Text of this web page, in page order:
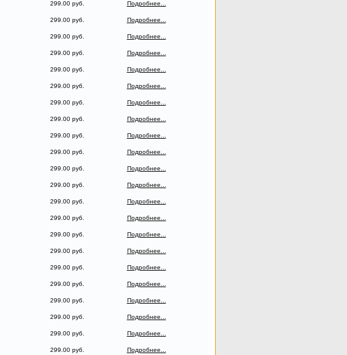
299.00 руб.
Подробнее...
299.00 руб.
Подробнее...
299.00 руб.
Подробнее...
299.00 руб.
Подробнее...
299.00 руб.
Подробнее...
299.00 руб.
Подробнее...
299.00 руб.
Подробнее...
299.00 руб.
Подробнее...
299.00 руб.
Подробнее...
299.00 руб.
Подробнее...
299.00 руб.
Подробнее...
299.00 руб.
Подробнее...
299.00 руб.
Подробнее...
299.00 руб.
Подробнее...
299.00 руб.
Подробнее...
299.00 руб.
Подробнее...
299.00 руб.
Подробнее...
299.00 руб.
Подробнее...
299.00 руб.
Подробнее...
299.00 руб.
Подробнее...
299.00 руб.
Подробнее...
299.00 руб. Подробнее...